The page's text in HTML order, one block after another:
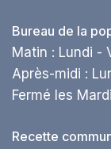
Bureau de la
Matin : Lundi -
Après-midi :
Fermé les
Recette